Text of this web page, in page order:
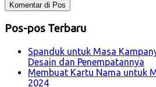
Pos-pos Terbaru
Spanduk untuk Masa
Desain dan Penempatannya
Membuat Kartu Nama untuk
2024